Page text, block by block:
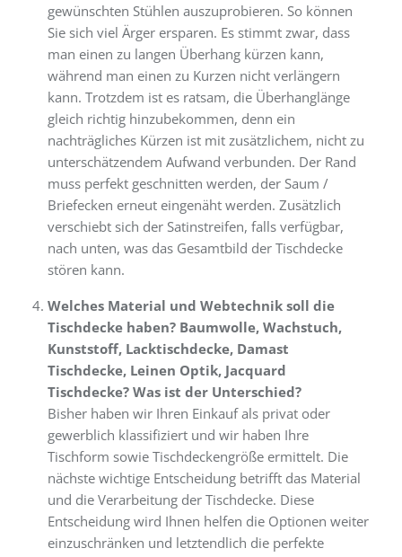
gewünschten Stühlen auszuprobieren. So können
Sie sich viel Ärger ersparen. Es stimmt zwar, dass
man einen zu langen Überhang kürzen kann,
während man einen zu Kurzen nicht verlängern
kann. Trotzdem ist es ratsam, die Überhanglänge
gleich richtig hinzubekommen, denn ein
nachträgliches Kürzen ist mit zusätzlichem, nicht zu
unterschätzendem Aufwand verbunden. Der Rand
muss perfekt geschnitten werden, der Saum /
Briefecken erneut eingenäht werden. Zusätzlich
verschiebt sich der Satinstreifen, falls verfügbar,
nach unten, was das Gesamtbild der Tischdecke
stören kann.
Welches Material und Webtechnik soll die
Tischdecke haben? Baumwolle, Wachstuch,
Kunststoff, Lacktischdecke, Damast
Tischdecke, Leinen Optik, Jacquard
Tischdecke? Was ist der Unterschied?
Bisher haben wir Ihren Einkauf als privat oder
gewerblich klassifiziert und wir haben Ihre
Tischform sowie Tischdeckengröße ermittelt. Die
nächste wichtige Entscheidung betrifft das Material
und die Verarbeitung der Tischdecke. Diese
Entscheidung wird Ihnen helfen die Optionen weiter
einzuschränken und letztendlich die perfekte